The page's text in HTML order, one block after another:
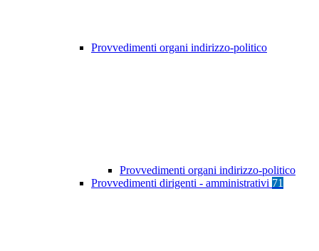
Provvedimenti organi indirizzo-politico
Provvedimenti organi indirizzo-politico
Provvedimenti dirigenti - amministrativi 71